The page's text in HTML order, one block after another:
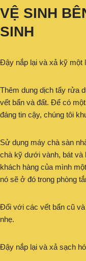
VỆ SINH
SINH
Đậy nắp lại và xả kỹ một
Thêm dung dịch tẩy rửa
vết bẩn và đất. Để có
đáng tin cậy, chúng tôi
Sử dụng máy chà sàn
chà kỹ dưới vành, bát và
khách hàng của mình
nó sẽ ở đó trong phòng
Đối với các vết bẩn cũ
nhẹ.
Đậy nắp lại và xả sạch